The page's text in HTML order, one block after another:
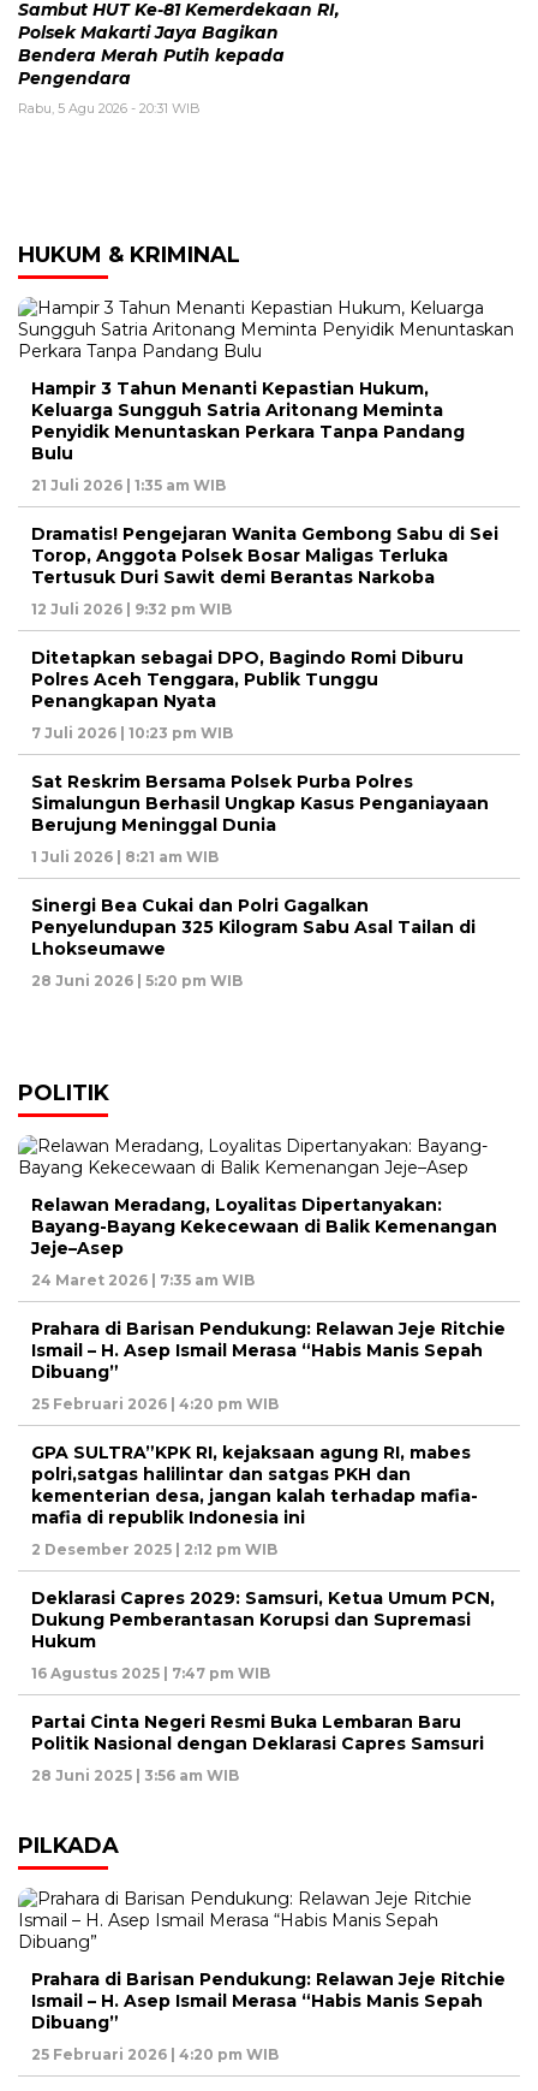
Sambut HUT Ke-81 Kemerdekaan RI,
Polsek Makarti Jaya Bagikan
Bendera Merah Putih kepada
Pengendara
Rabu, 5 Agu 2026 - 20:31 WIB
HUKUM & KRIMINAL
Hampir 3 Tahun Menanti Kepastian Hukum,
Keluarga Sungguh Satria Aritonang Meminta
Penyidik Menuntaskan Perkara Tanpa Pandang
Bulu
21 Juli 2026 | 1:35 am WIB
Dramatis! Pengejaran Wanita Gembong Sabu di Sei
Torop, Anggota Polsek Bosar Maligas Terluka
Tertusuk Duri Sawit demi Berantas Narkoba
12 Juli 2026 | 9:32 pm WIB
Ditetapkan sebagai DPO, Bagindo Romi Diburu
Polres Aceh Tenggara, Publik Tunggu
Penangkapan Nyata
7 Juli 2026 | 10:23 pm WIB
Sat Reskrim Bersama Polsek Purba Polres
Simalungun Berhasil Ungkap Kasus Penganiayaan
Berujung Meninggal Dunia
1 Juli 2026 | 8:21 am WIB
Sinergi Bea Cukai dan Polri Gagalkan
Penyelundupan 325 Kilogram Sabu Asal Tailan di
Lhokseumawe
28 Juni 2026 | 5:20 pm WIB
POLITIK
Relawan Meradang, Loyalitas Dipertanyakan:
Bayang-Bayang Kekecewaan di Balik Kemenangan
Jeje–Asep
24 Maret 2026 | 7:35 am WIB
Prahara di Barisan Pendukung: Relawan Jeje Ritchie
Ismail – H. Asep Ismail Merasa “Habis Manis Sepah
Dibuang”
25 Februari 2026 | 4:20 pm WIB
GPA SULTRA”KPK RI, kejaksaan agung RI, mabes
polri,satgas halilintar dan satgas PKH dan
kementerian desa, jangan kalah terhadap mafia-
mafia di republik Indonesia ini
2 Desember 2025 | 2:12 pm WIB
Deklarasi Capres 2029: Samsuri, Ketua Umum PCN,
Dukung Pemberantasan Korupsi dan Supremasi
Hukum
16 Agustus 2025 | 7:47 pm WIB
Partai Cinta Negeri Resmi Buka Lembaran Baru
Politik Nasional dengan Deklarasi Capres Samsuri
28 Juni 2025 | 3:56 am WIB
PILKADA
Prahara di Barisan Pendukung: Relawan Jeje Ritchie
Ismail – H. Asep Ismail Merasa “Habis Manis Sepah
Dibuang”
25 Februari 2026 | 4:20 pm WIB